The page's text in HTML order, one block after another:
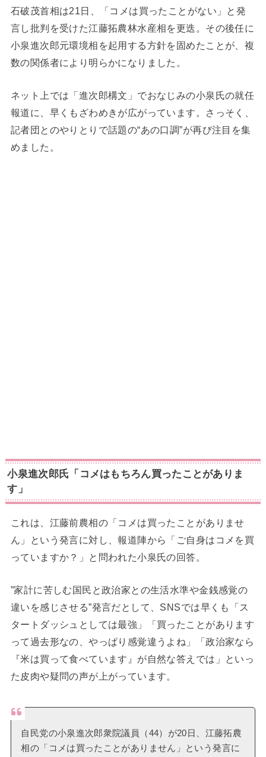
石破茂首相は21日、「コメは買ったことがない」と発
言し批判を受けた江藤拓農林水産相を更迭。その後任に
小泉進次郎元環境相を起用する方針を固めたことが、複
数の関係者により明らかになりました。
ネット上では「進次郎構文」でおなじみの小泉氏の就任
報道に、早くもざわめきが広がっています。さっそく、
記者団とのやりとりで話題の“あの口調”が再び注目を集
めました。
小泉進次郎氏「コメはもちろん買ったことがありま
す」
これは、江藤前農相の「コメは買ったことがありませ
ん」という発言に対し、報道陣から「ご自身はコメを買
っていますか？」と問われた小泉氏の回答。
”家計に苦しむ国民と政治家との生活水準や金銭感覚の
違いを感じさせる”発言だとして、SNSでは早くも「ス
タートダッシュとしては最強」「買ったことがあります
って過去形なの、やっぱり感覚違うよね」「政治家なら
『米は買って食べています』が自然な答えでは」といっ
た皮肉や疑問の声が上がっています。
自民党の小泉進次郎衆院議員（44）が20日、江藤拓農
相の「コメは買ったことがありません」という発言に